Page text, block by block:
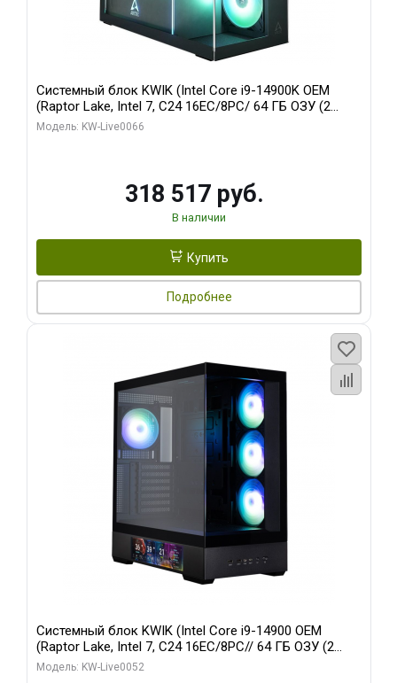
Системный блок KWIK (Intel Core i9-14900K OEM
(Raptor Lake, Intel 7, C24 16EC/8PC/ 64 ГБ ОЗУ (2
модуля)/ Gigabyte RTX5080 XTREME WATERFORCE
Модель: KW-Live0066
318 517 руб.
В наличии
Купить
Подробнее
Системный блок KWIK (Intel Core i9-14900 OEM
(Raptor Lake, Intel 7, C24 16EC/8PC// 64 ГБ ОЗУ (2
модуля)/ Palit RTX5080 GAMINGPRO OC 16GB GDDR7
Модель: KW-Live0052